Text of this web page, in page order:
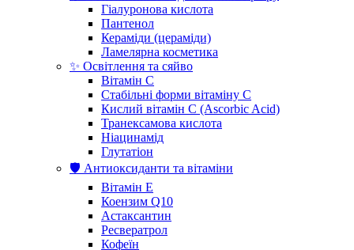
Гіалуронова кислота
Пантенол
Кераміди (цераміди)
Ламелярна косметика
✨ Освітлення та сяйво
Вітамін С
Стабільні форми вітаміну С
Кислий вітамін С (Ascorbic Acid)
Транексамова кислота
Ніацинамід
Глутатіон
🛡️ Антиоксиданти та вітаміни
Вітамін Е
Коензим Q10
Астаксантин
Ресвератрол
Кофеїн